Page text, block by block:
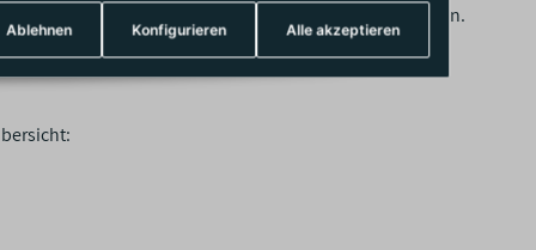
Terrain, lässt sich dein Mountainbike ideal abstimmen.
ein rundes Setup bilden.
Alle akzeptieren
Konfigurieren
Ablehnen